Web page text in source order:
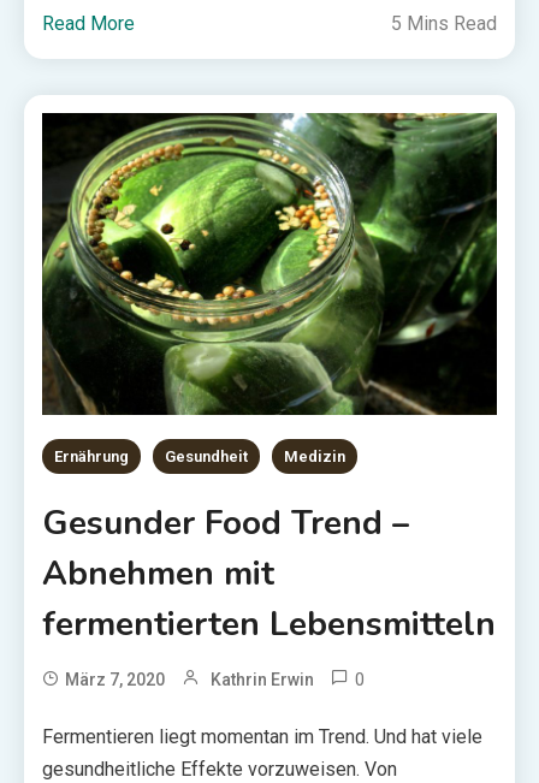
Read More 5 Mins Read
Ernährung Gesundheit Medizin
Gesunder Food Trend –
Abnehmen mit
fermentierten Lebensmitteln
März 7, 2020 Kathrin Erwin 0
Fermentieren liegt momentan im Trend. Und hat viele
gesundheitliche Effekte vorzuweisen. Von